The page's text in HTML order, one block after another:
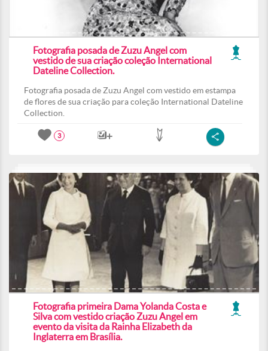
Fotografia posada de Zuzu Angel com
vestido de sua criação coleção International
Dateline Collection.
Fotografia posada de Zuzu Angel com vestido em estampa
de flores de sua criação para coleção International Dateline
Collection.
3
Fotografia primeira Dama Yolanda Costa e
Silva com vestido criação Zuzu Angel em
evento da visita da Rainha Elizabeth da
Inglaterra em Brasília.